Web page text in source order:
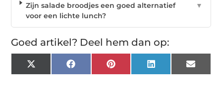
Zijn salade broodjes een goed alternatief
voor een lichte lunch?
▼
Goed artikel? Deel hem dan op:
X
(Twitter)
Facebook Pinterest LinkedIn Email